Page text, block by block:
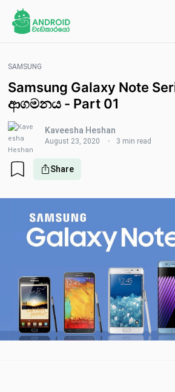
SAMSUNG
Samsung Galaxy Note
ආගමනය - Part 01
Kaveesha Heshan
August 23, 2020 3 min read
Share